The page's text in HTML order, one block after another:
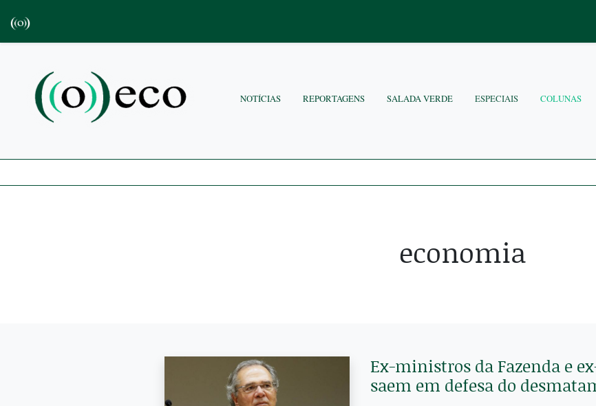
NOTÍCIAS REPORTAGENS SALADA VERDE ESPECIAIS COLUNAS
economia
Ex-ministros da Fazenda e
saem em defesa do